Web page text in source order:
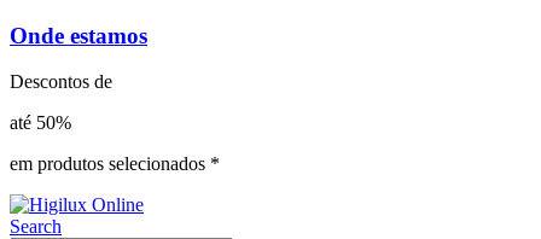
Onde estamos
Descontos de
até 50%
em produtos selecionados *
Search